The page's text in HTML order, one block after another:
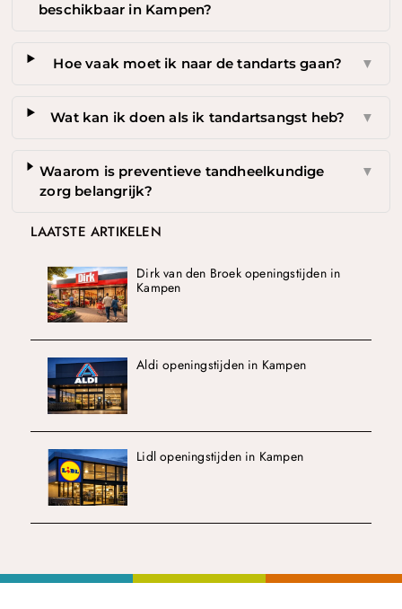
beschikbaar in Kampen?
Hoe vaak moet ik naar de tandarts gaan? ▼
Wat kan ik doen als ik tandartsangst heb? ▼
Waarom is preventieve tandheelkundige
zorg belangrijk?
▼
LAATSTE ARTIKELEN
Dirk van den Broek openingstijden in
Kampen
Aldi openingstijden in Kampen
Lidl openingstijden in Kampen